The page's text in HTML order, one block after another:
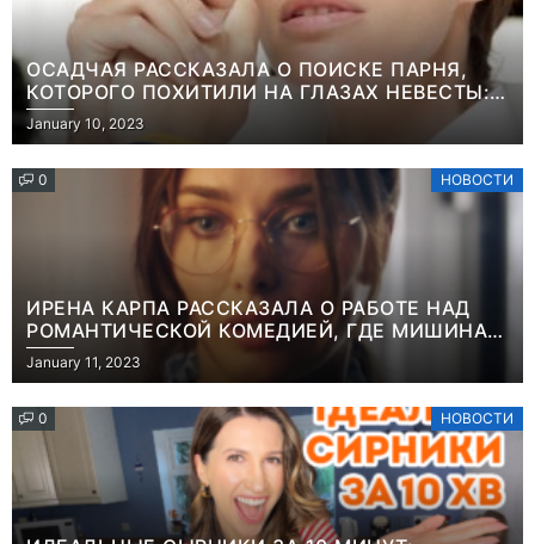
ОСАДЧАЯ РАССКАЗАЛА О ПОИСКЕ ПАРНЯ,
КОТОРОГО ПОХИТИЛИ НА ГЛАЗАХ НЕВЕСТЫ:
“ОН ВЕСЬ УДАР ПРИНЯЛ НА СЕБЯ”
January 10, 2023
0 НОВОСТИ
ИРЕНА КАРПА РАССКАЗАЛА О РАБОТЕ НАД
РОМАНТИЧЕСКОЙ КОМЕДИЕЙ, ГДЕ МИШИНА В
РОЛИ МАТЕРИ-ОДИНОЧКИ
January 11, 2023
0 НОВОСТИ